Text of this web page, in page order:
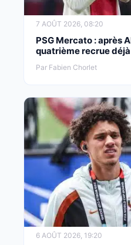
7 AOÛT 2026, 08:20
PSG Mercato : après
quatrième recrue déjà
Par Fabien Chorlet
6 AOÛT 2026, 19:20